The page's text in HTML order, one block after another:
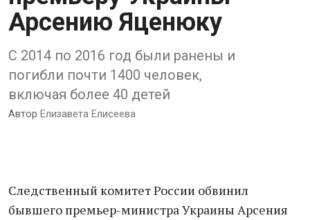
Арсению Яценюку
С 2014 по 2016 год были ранены и
погибли почти 1400 человек,
включая более 40 детей
Автор Елизавета Елисеева
Следственный комитет России обвинил
бывшего премьер-министра Украины Арсения